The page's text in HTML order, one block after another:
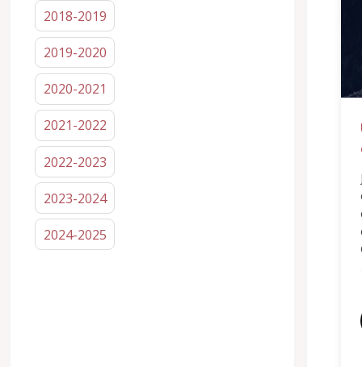
2018-2019
2019-2020
2020-2021
2021-2022
2022-2023
2023-2024
2024-2025